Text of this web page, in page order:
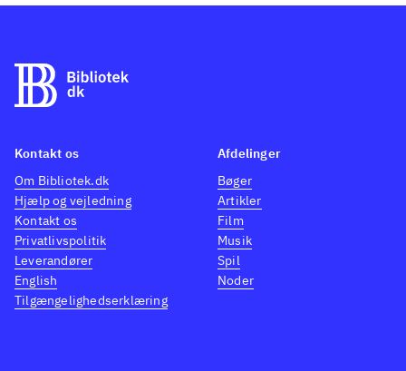
Kontakt os
Om Bibliotek.dk
Hjælp og vejledning
Kontakt os
Privatlivspolitik
Leverandører
English
Tilgængelighedserklæring
Afdelinger
Bøger
Artikler
Film
Musik
Spil
Noder